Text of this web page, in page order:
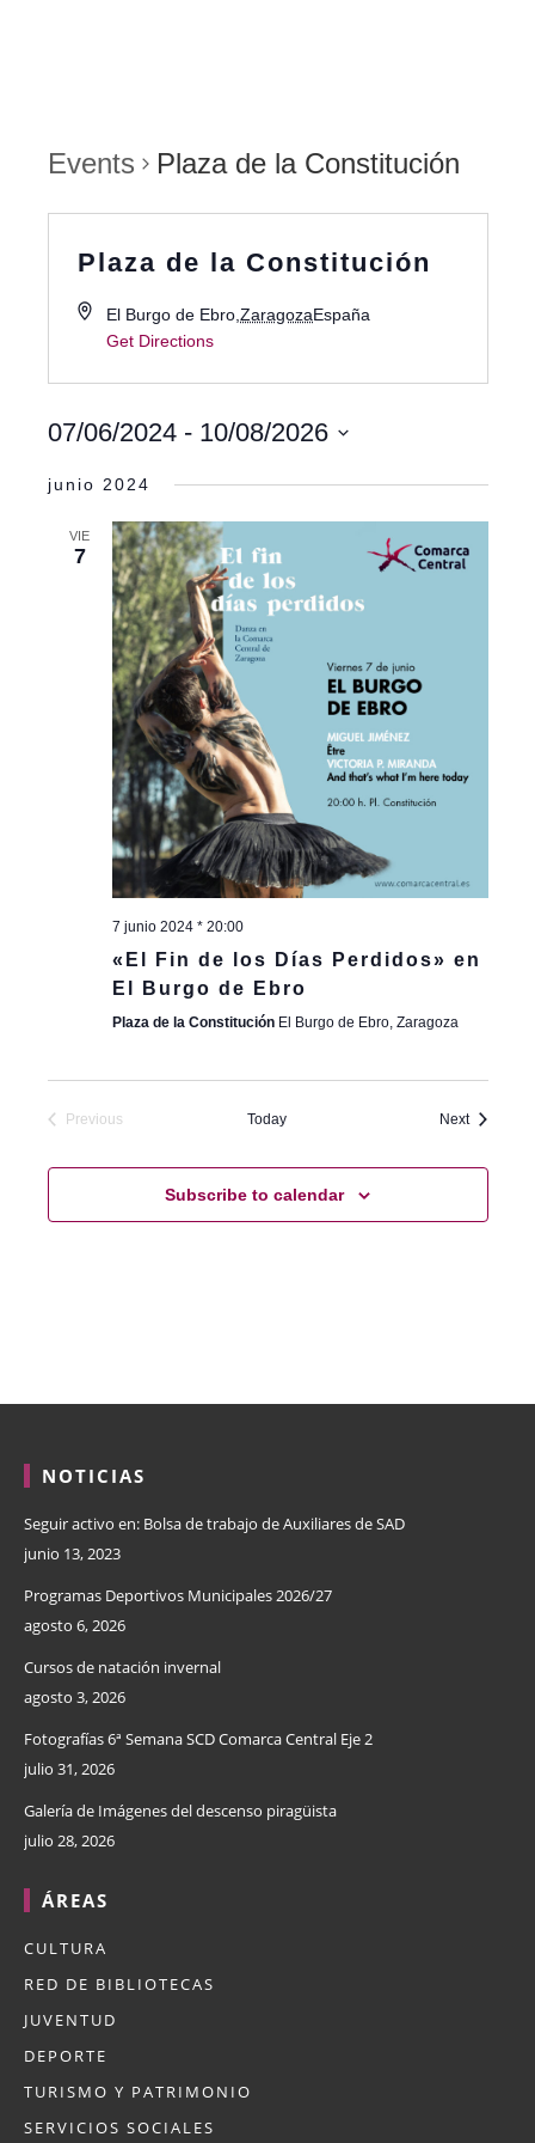
Events Plaza de la Constitución
Plaza de la Constitución
El Burgo de Ebro ,ZaragozaEspaña
Get Directions
07/06/2024 - 10/08/2026
date.
junio 2024
VIE
7
7 junio 2024 * 20:00
«El Fin de los Días Perdidos» en
El Burgo de Ebro
Plaza de la Constitución El Burgo de Ebro, Zaragoza
Previous
Today NextEvents
Subscribe to calendar
NOTICIAS
Seguir activo en: Bolsa de trabajo de Auxiliares de SAD
junio 13, 2023
Programas Deportivos Municipales 2026/27
agosto 6, 2026
Cursos de natación invernal
agosto 3, 2026
Fotografías 6ª Semana SCD Comarca Central Eje 2
julio 31, 2026
Galería de Imágenes del descenso piragüista
julio 28, 2026
ÁREAS
CULTURA
RED DE BIBLIOTECAS
JUVENTUD
DEPORTE
TURISMO Y PATRIMONIO
SERVICIOS SOCIALES